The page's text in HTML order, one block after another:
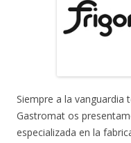
Siempre a la vanguardia
Gastromat os
especializada en la